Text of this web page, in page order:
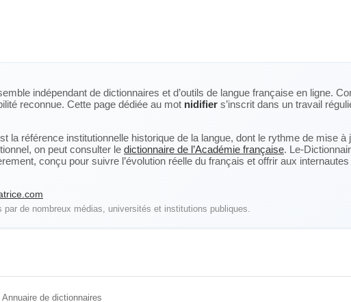
indépendant de dictionnaires et d’outils de langue française en ligne.
reconnue. Cette page dédiée au mot nidifier s’inscrit dans un travail
la référence institutionnelle historique de la langue, dont le rythme de mise à
on peut consulter le dictionnaire de l’Académie française. Le-
conçu pour suivre l’évolution réelle du français et offrir aux
de nombreux médias, universités et institutions publiques.
Annuaire de dictionnaires